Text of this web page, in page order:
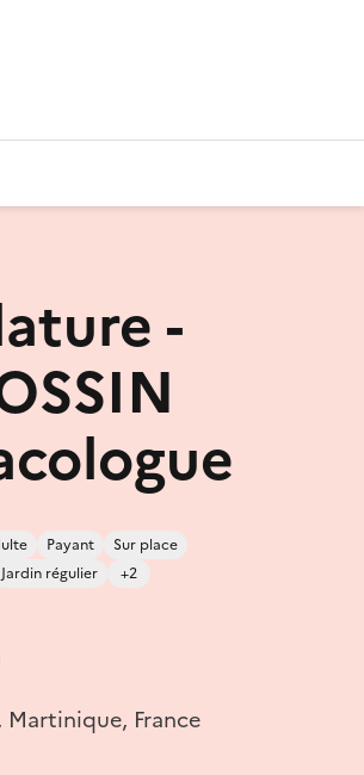
-
Payant
Sur place
Jardin régulier +2
France